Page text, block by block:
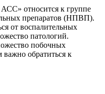
относится к группе
препаратов (НПВП).
от воспалительных
патологий.
побочных
обратиться к